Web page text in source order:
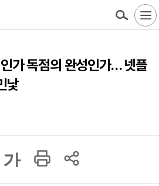
가 독점의 완성인가… 넷플
낯
가